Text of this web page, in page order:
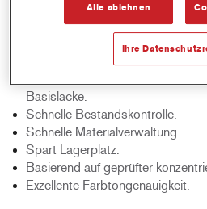
Produktmerkmale
Unverwechselbares, Vielseitiges
handhabenes
Ein Mischbanksystem liefert alle
Basislacke.
Schnelle Bestandskontrolle.
Schnelle Materialverwaltung.
Spart Lagerplatz.
Basierend auf geprüfter
Exzellente Farbtongenauigkeit.
Alle ablehnen
Ihre